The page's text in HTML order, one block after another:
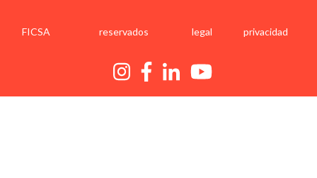
FICSA reservados legal privacidad